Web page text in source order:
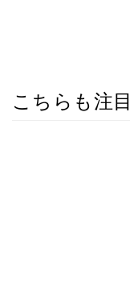
こちらも注目